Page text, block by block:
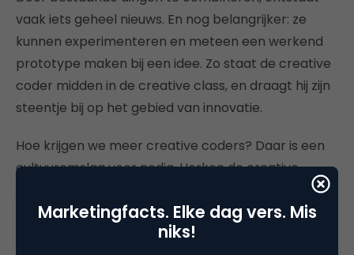
vaak iets geheel nieuws. En nog belangrijker: ze
kunnen experimenteren en meteen een werkend
prototype maken bij een idee. Zo staat de creative
coder midden in de creative class, en draagt hij zijn
steentje bij op het gebied van innovatie.
Hoe krijgen we meer creative coders? Daar is een
cultuuromslag voor nodig. Herken de creative
coder en geef hem de ruimte om zich te ontplooien
in zijn ‘full creative potential ‘. Presenteer
programmeren in het onderwijs niet uitsluitend als
Marketingfacts. Elke dag vers. Mis
niks!